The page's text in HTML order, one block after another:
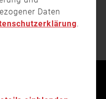
Daten
.